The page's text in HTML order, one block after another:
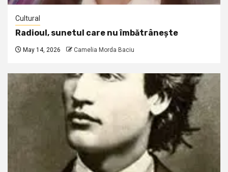
Cultural
Radioul, sunetul care nu îmbătrânește
May 14, 2026 Camelia Morda Baciu